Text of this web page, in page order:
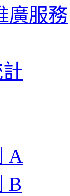
廣服務
A
B